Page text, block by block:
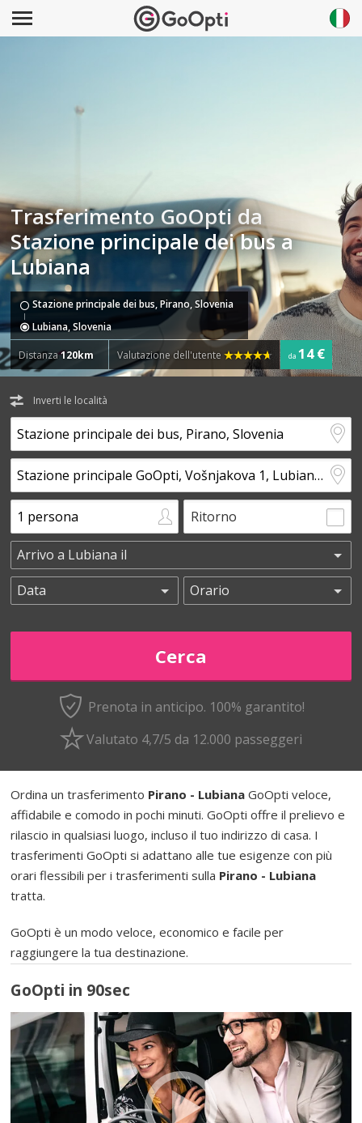
Trasferimento GoOpti da
Stazione principale dei bus a
Lubiana
Stazione principale dei bus, Pirano, Slovenia
Lubiana, Slovenia
Distanza120km Valutazione dell'utente da 14 €
Inverti le località
Ritorno
Prenota in anticipo. 100% garantito!
Valutato 4,7/5 da 12.000 passeggeri
Ordina un trasferimento Pirano - Lubiana GoOpti veloce,
affidabile e comodo in pochi minuti. GoOpti offre il prelievo e
rilascio in qualsiasi luogo, incluso il tuo indirizzo di casa. I
trasferimenti GoOpti si adattano alle tue esigenze con più
orari flessibili per i trasferimenti sulla Pirano - Lubiana
tratta.
GoOpti è un modo veloce, economico e facile per
raggiungere la tua destinazione.
GoOpti in 90sec